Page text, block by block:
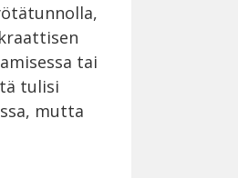
tai
tulisi
mutta